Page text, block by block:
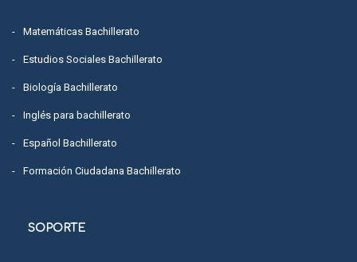
Matemáticas Bachillerato
Estudios Sociales Bachillerato
Biología Bachillerato
Inglés para bachillerato
Español Bachillerato
Formación Ciudadana Bachillerato
SOPORTE